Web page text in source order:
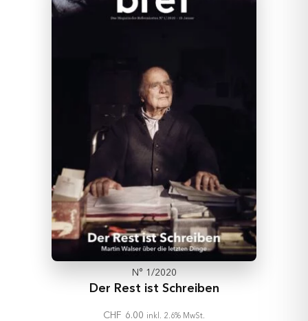
N° 1/2020
Der Rest ist Schreiben
CHF 6.00 inkl. 2.6% MwSt.